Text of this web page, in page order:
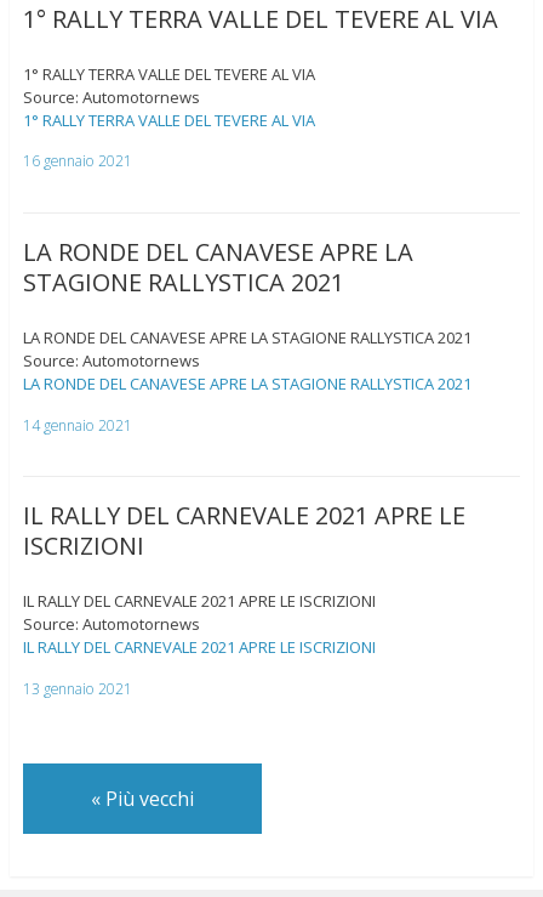
1° RALLY TERRA VALLE DEL TEVERE AL VIA
1° RALLY TERRA VALLE DEL TEVERE AL VIA
Source: Automotornews
1° RALLY TERRA VALLE DEL TEVERE AL VIA
16 gennaio 2021
LA RONDE DEL CANAVESE APRE LA
STAGIONE RALLYSTICA 2021
LA RONDE DEL CANAVESE APRE LA STAGIONE RALLYSTICA 2021
Source: Automotornews
LA RONDE DEL CANAVESE APRE LA STAGIONE RALLYSTICA 2021
14 gennaio 2021
IL RALLY DEL CARNEVALE 2021 APRE LE
ISCRIZIONI
IL RALLY DEL CARNEVALE 2021 APRE LE ISCRIZIONI
Source: Automotornews
IL RALLY DEL CARNEVALE 2021 APRE LE ISCRIZIONI
13 gennaio 2021
«Più vecchi